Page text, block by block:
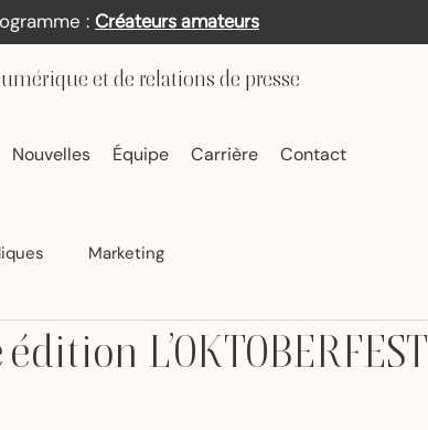
et de relations de presse
Nouvelles Équipe Carrière Contact
: Créateurs amateurs
Marketing
L’OKTOBERFEST